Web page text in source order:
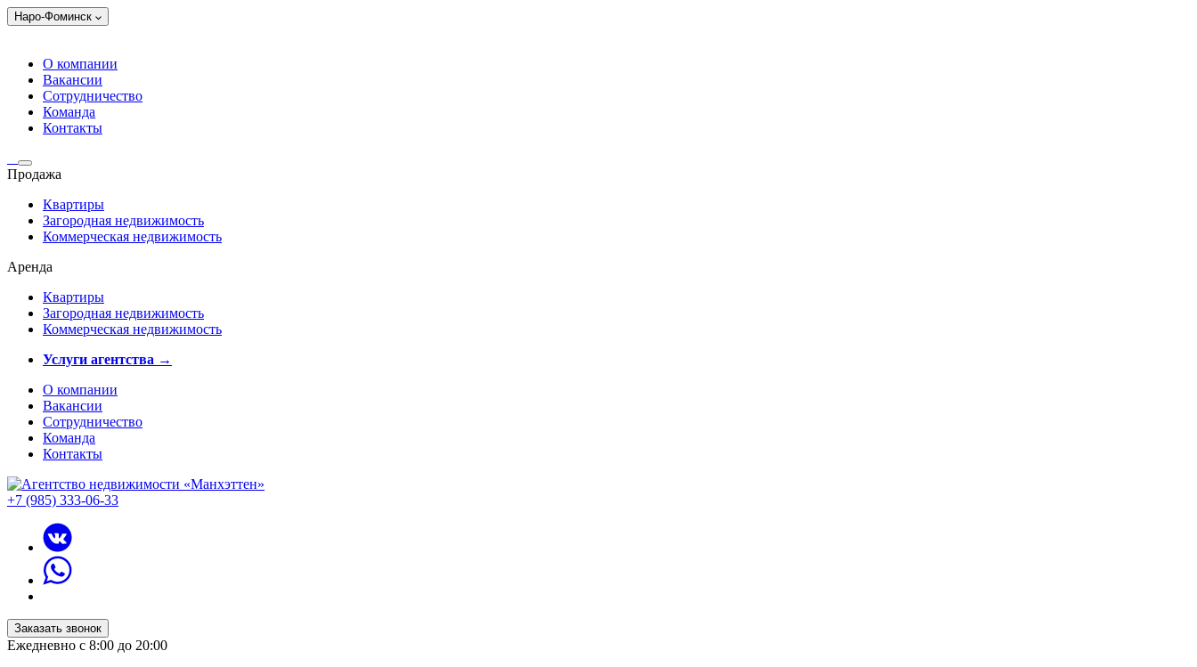
Наро-Фоминск
О компании
Вакансии
Сотрудничество
Команда
Контакты
Продажа
Квартиры
Загородная недвижимость
Коммерческая недвижимость
Аренда
Квартиры
Загородная недвижимость
Коммерческая недвижимость
Услуги агентства →
О компании
Вакансии
Сотрудничество
Команда
Контакты
+7 (985) 333-06-33
Заказать звонок
Ежедневно с 8:00 до 20:00